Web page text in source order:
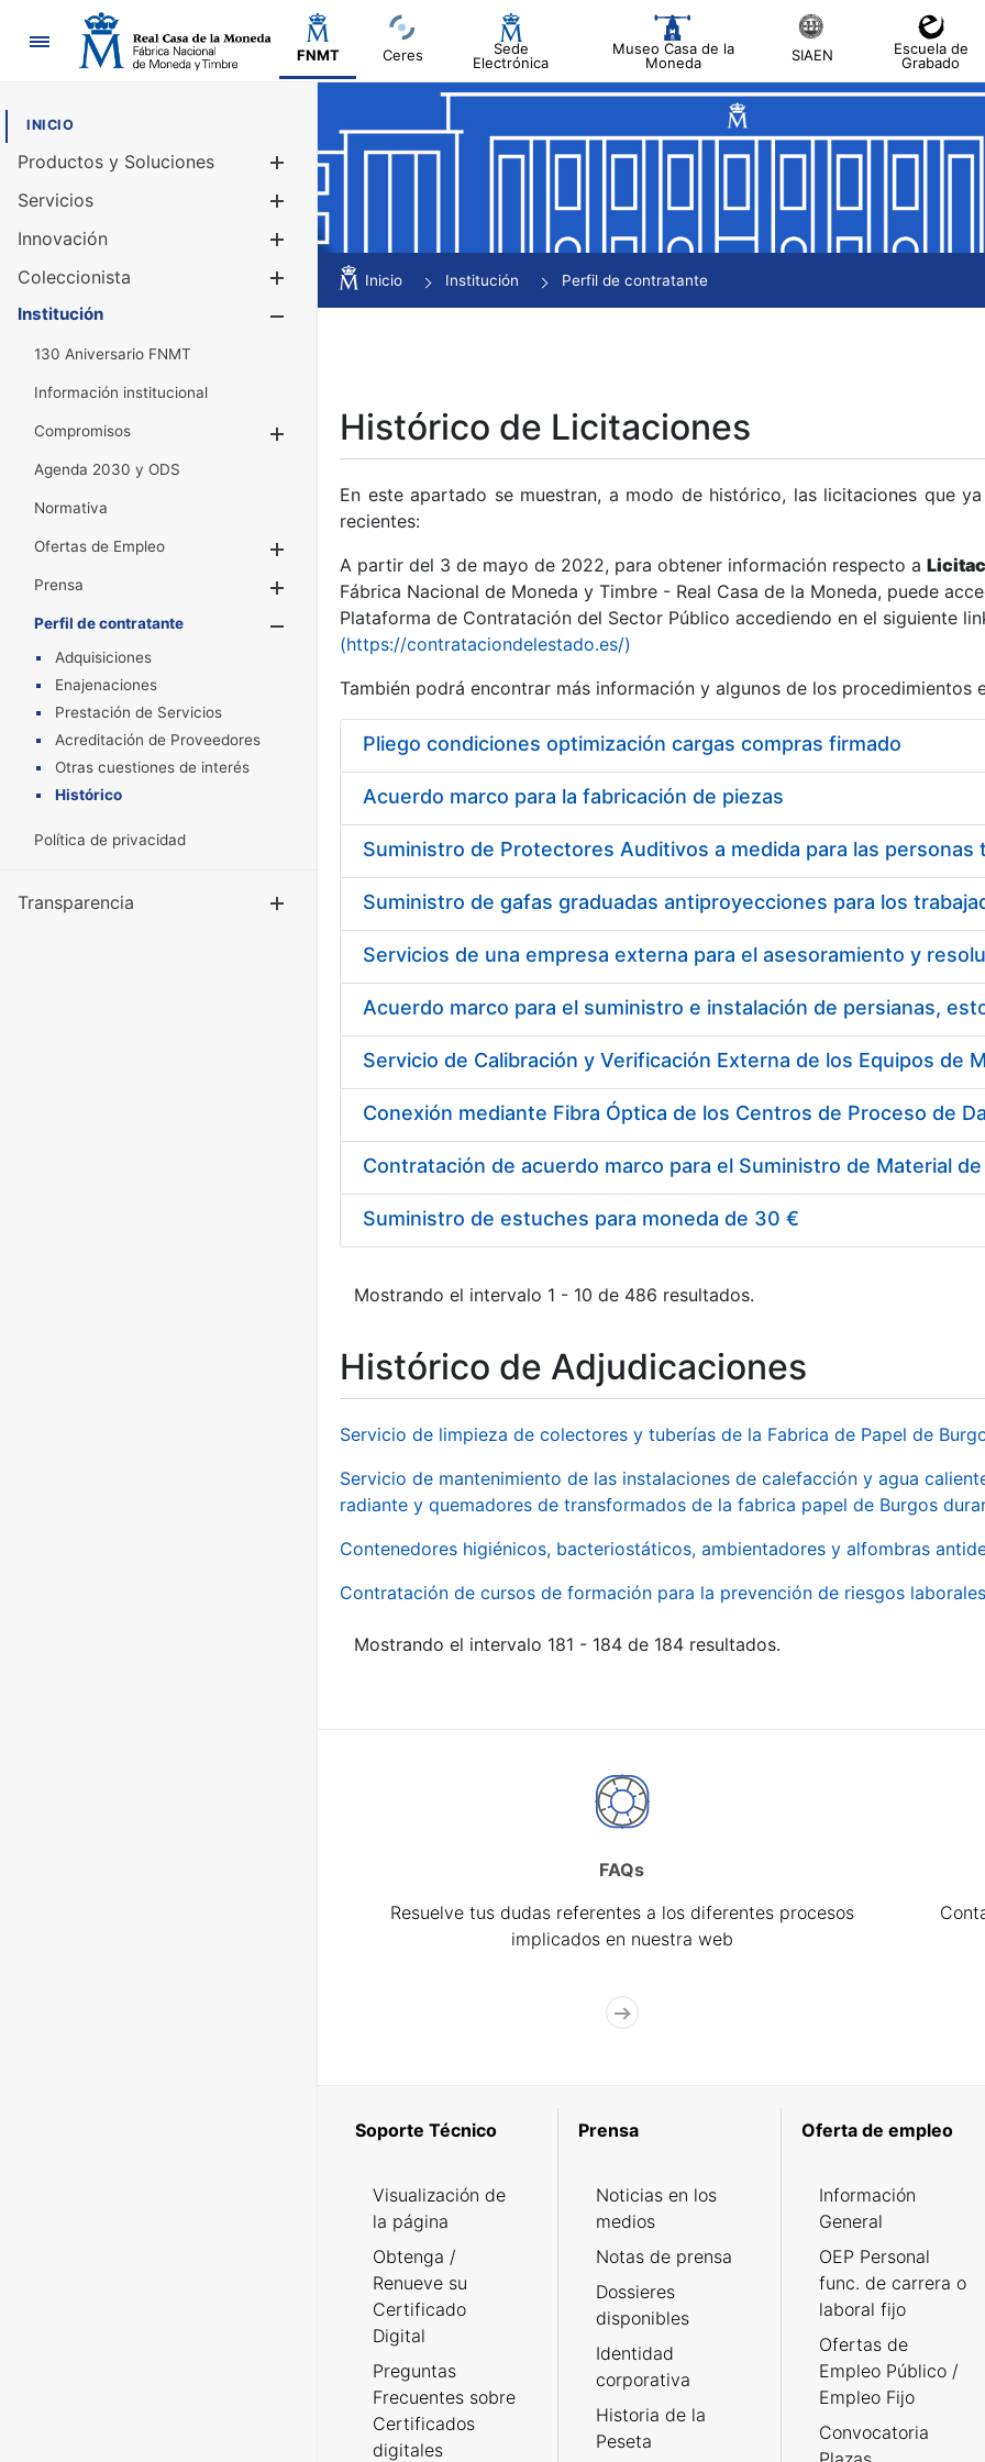
Navegación
FNMT Ceres
Sede
Electrónica
Museo Casa de la
Moneda
SIAEN
Escuela de
Grabado
INICIO
Productos y Soluciones
Mostrar/Ocultar
Servicios
Innovación
Coleccionista
Mostrar/Ocultar
Institución
130 Aniversario FNMT
Información institucional
Compromisos
Mostrar/Ocultar
Agenda 2030 y ODS
Normativa
Ofertas de Empleo
Prensa
Mostrar/Ocultar
Perfil de contratante
Mostrar/Ocultar
Adquisiciones
Enajenaciones
Prestación de Servicios
Acreditación de Proveedores
Otras cuestiones de interés
Histórico
Política de privacidad
Transparencia Mostrar/Ocultar
Inicio Institución Perfil de contratante
Histórico de Licitaciones
En este apartado se muestran, a modo de histórico, las licitaciones que
recientes:
A partir del 3 de mayo de 2022, para obtener información respecto a
Fábrica Nacional de Moneda y Timbre - Real Casa de la Moneda, puede
Plataforma de Contratación del Sector Público accediendo en el siguiente
(https://contrataciondelestado.es/)
También podrá encontrar más información y algunos de los procedimientos
Pliego condiciones optimización cargas compras firmado
Acuerdo marco para la fabricación de piezas
Acuerdo marco para el suministro e instalación de persianas,
Suministro de estuches para moneda de 30 €
Mostrando el intervalo 1 - 10 de 486 resultados.
Histórico de Adjudicaciones
Servicio de limpieza de colectores y tuberías de la Fabrica de Papel de
Servicio de mantenimiento de las instalaciones de calefacción y agua
radiante y quemadores de transformados de la fabrica papel de Burgos
Contenedores higiénicos, bacteriostáticos, ambientadores y alfombras
Contratación de cursos de formación para la prevención de riesgos laborales
Mostrando el intervalo 181 - 184 de 184 resultados.
FAQs
Resuelve tus dudas referentes a los diferentes procesos
implicados en nuestra web
Soporte Técnico
Visualización de
la página
Obtenga /
Renueve su
Certificado
Digital
Preguntas
Frecuentes sobre
Certificados
digitales
Prensa
Noticias en los
medios
Notas de prensa
Dossieres
disponibles
Identidad
corporativa
Historia de la
Peseta
Oferta de empleo
Información
General
OEP Personal
func. de carrera o
laboral fijo
Ofertas de
Empleo Público /
Empleo Fijo
Convocatoria